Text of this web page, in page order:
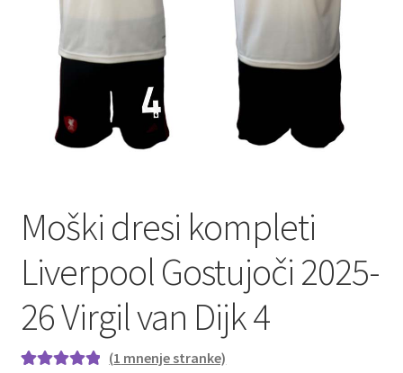
Moški dresi kompleti
Liverpool Gostujoči 2025-
26 Virgil van Dijk 4
(1 mnenje stranke)